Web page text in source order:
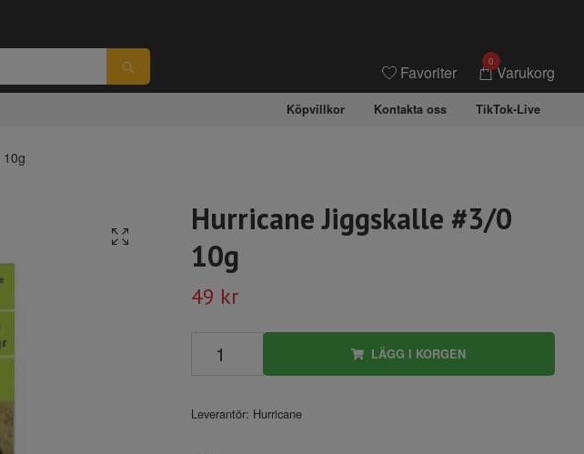
Favoriter
0
Varukorg
Köpvillkor Kontakta oss TikTok-Live
Hurricane Jiggskalle #3/0
10g
49 kr
LÄGG I KORGEN
Leverantör: Hurricane